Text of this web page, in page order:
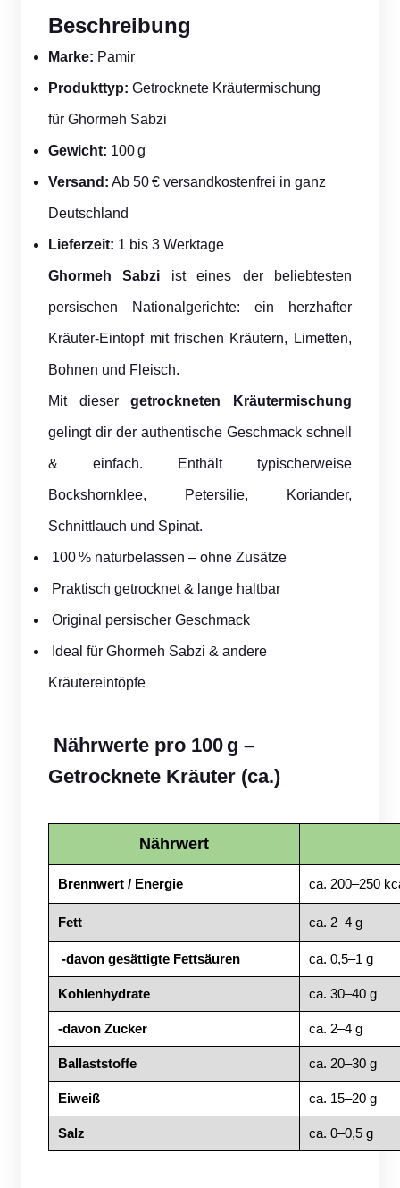
Beschreibung
Marke: Pamir
Produkttyp: Getrocknete Kräutermischung
für Ghormeh Sabzi
Gewicht: 100 g
Versand: Ab 50 € versandkostenfrei in ganz
Deutschland
Lieferzeit: 1 bis 3 Werktage
Ghormeh Sabzi ist eines der beliebtesten
persischen Nationalgerichte: ein herzhafter
Kräuter-Eintopf mit frischen Kräutern, Limetten,
Bohnen und Fleisch.
Mit diesergetrockneten Kräutermischung
gelingt dir der authentische Geschmack schnell
& einfach. Enthält typischerweise
Bockshornklee, Petersilie, Koriander,
Schnittlauch und Spinat.
100 % naturbelassen – ohne Zusätze
Praktisch getrocknet & lange haltbar
Original persischer Geschmack
Ideal für Ghormeh Sabzi & andere
Kräutereintöpfe
Nährwerte pro 100 g –
Getrocknete Kräuter (ca.)
Nährwert
Brennwert / Energie ca. 200–250
Fett ca. 2–4 g
-davon gesättigte Fettsäuren ca. 0,5–1 g
Kohlenhydrate ca. 30–40 g
-davon Zucker ca. 2–4 g
Ballaststoffe ca. 20–30 g
Eiweiß ca. 15–20 g
Salz ca. 0–0,5 g